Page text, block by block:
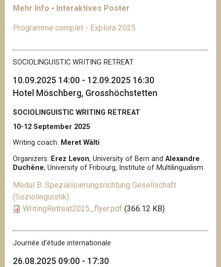
Mehr Info - Interaktives Poster
Programme complet - Explora 2025
SOCIOLINGUISTIC WRITING RETREAT
10.09.2025 14:00 - 12.09.2025 16:30
Hotel Möschberg, Grosshöchstetten
SOCIOLINGUISTIC WRITING RETREAT
10-12 September 2025
Writing coach: Meret Wälti
Organizers: Erez Levon, University of Bern and Alexandre
Duchêne, University of Fribourg, Institute of Multilingualism
Modul B: Spezialisierungsrichtung Gesellschaft
(Soziolinguistik)
WritingRetreat2025_flyer.pdf (366.12 KB)
Journée d'étude internationale
26.08.2025 09:00 - 17:30